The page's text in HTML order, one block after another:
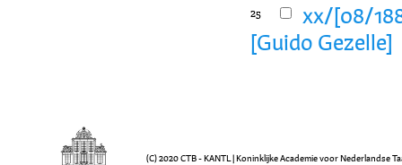
25
xx/[08/
[Guido Gezelle]
(C) 2020 CTB - KANTL | Koninklijke Academie voor Nederlandse